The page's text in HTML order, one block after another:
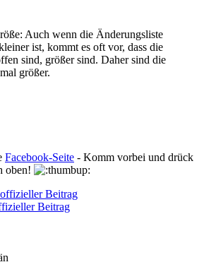
Auch wenn die Änderungsliste
ist, kommt es oft vor, dass die
sind, größer sind. Daher sind die
größer.
Facebook-Seite - Komm vorbei und drück
oben!
Beitrag
Beitrag